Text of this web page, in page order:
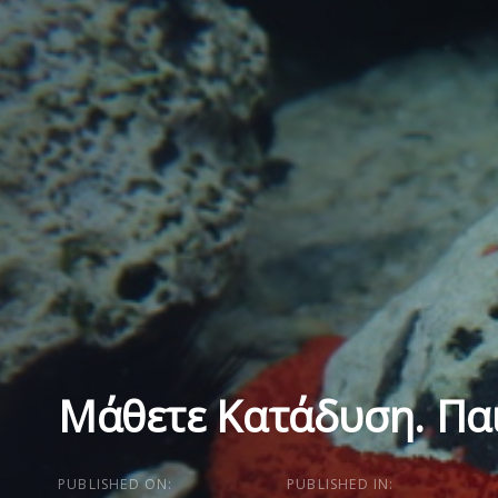
Μάθετε Κατάδυση.
PUBLISHED ON: PUBLISHED IN: